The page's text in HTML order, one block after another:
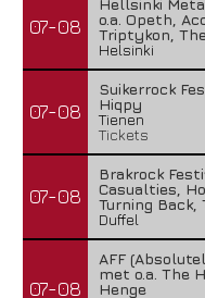
07-08
Hellsinki
o.a. Opeth,
Triptykon,
Helsinki
07-08
Suikerrock
Hiqpy
Tienen
Tickets
07-08
Brakrock
Casualties,
Turning Back,
Duffel
07-08
AFF
met o.a. The
Henge